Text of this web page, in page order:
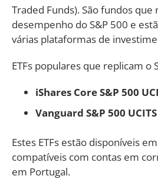
Traded Funds). São fundos que
desempenho do S&P 500 e
várias plataformas de
ETFs populares que replicam o
iShares Core S&P 500
Vanguard S&P 500 UCITS
Estes ETFs estão disponíveis
compatíveis com contas em
em Portugal.